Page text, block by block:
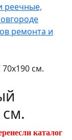
реечные,
ремонта и
см.
каталог